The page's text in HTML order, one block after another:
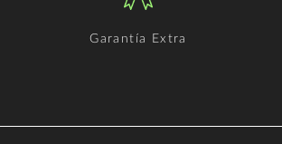
Garantía Extra